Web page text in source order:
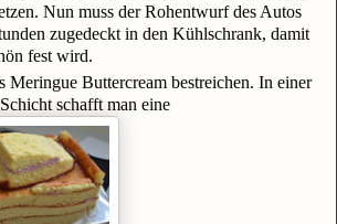
Nun muss der Rohentwurf des Autos
zugedeckt in den Kühlschrank, damit
fest wird.
Meringue Buttercream bestreichen. In einer
schafft man eine